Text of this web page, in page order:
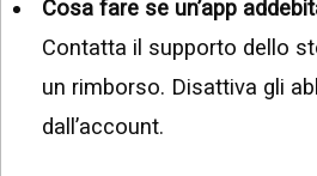
Cosa fare se un’app
Contatta il supporto dello
un rimborso. Disattiva gli
dall’account.